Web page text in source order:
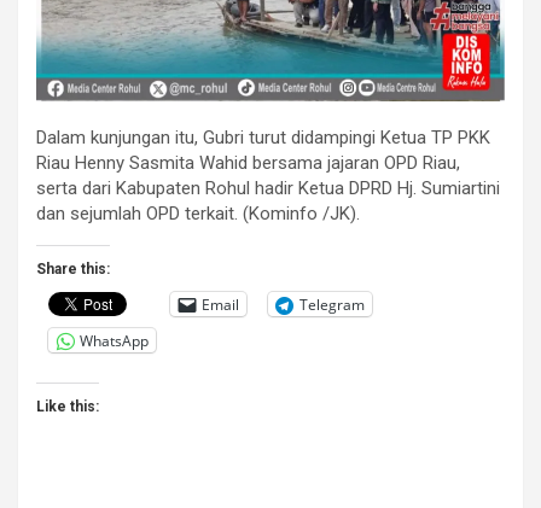
Dalam kunjungan itu, Gubri turut didampingi Ketua TP PKK
Riau Henny Sasmita Wahid bersama jajaran OPD Riau,
serta dari Kabupaten Rohul hadir Ketua DPRD Hj. Sumiartini
dan sejumlah OPD terkait. (Kominfo /JK).
Share this:
Email
Telegram
WhatsApp
Like this: